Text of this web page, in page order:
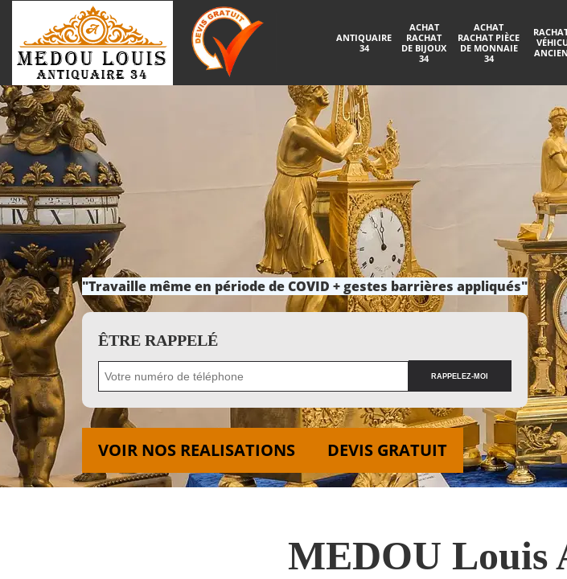
ANTIQUAIRE
34
ACHAT
RACHAT
DE BIJOUX
34
ACHAT
RACHAT PIÈCE
DE MONNAIE
34
"Travaille même en période de COVID + gestes barrières appliqués"
ÊTRE RAPPELÉ
VOIR NOS REALISATIONS DEVIS GRATUIT
MEDOU Louis